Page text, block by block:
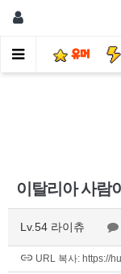
유머
이탈리아 사람
Lv.54 라이츄
URL 복사: https://